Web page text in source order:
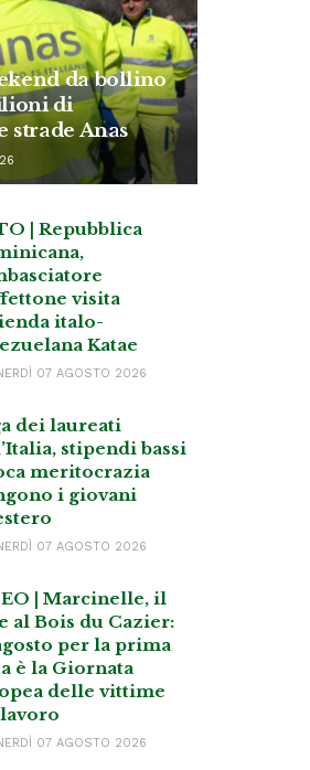
da bollino
di
strade Anas
| Repubblica
visita
italo-
Katae
07 AGOSTO 2026
dei laureati
stipendi bassi
meritocrazia
i giovani
07 AGOSTO 2026
| Marcinelle, il
al Bois du Cazier:
per la prima
è la Giornata
delle vittime
07 AGOSTO 2026